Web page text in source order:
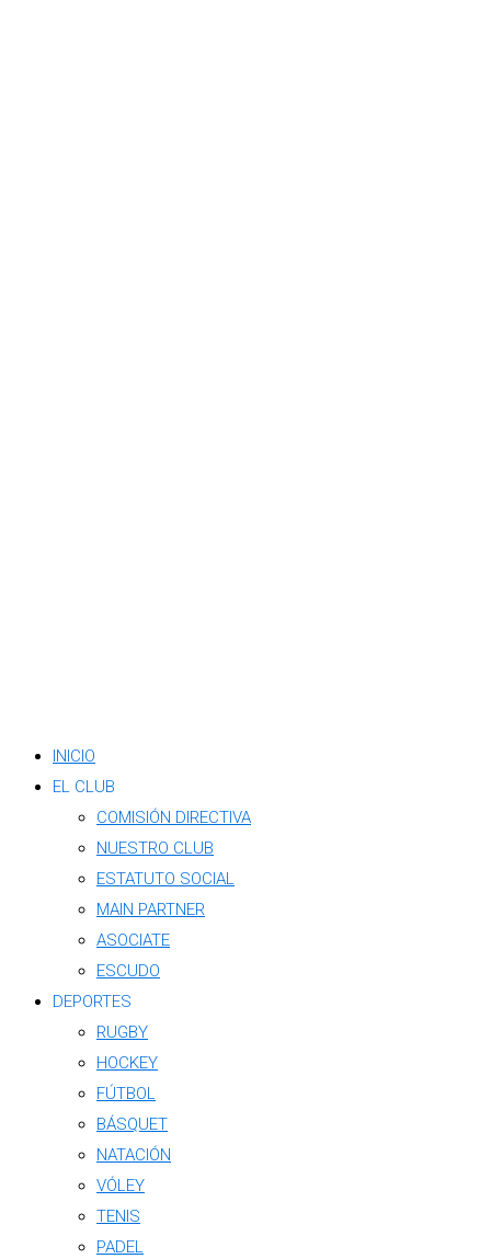
INICIO
EL CLUB
COMISIÓN DIRECTIVA
NUESTRO CLUB
ESTATUTO SOCIAL
MAIN PARTNER
ASOCIATE
ESCUDO
DEPORTES
RUGBY
HOCKEY
FÚTBOL
BÁSQUET
NATACIÓN
VÓLEY
TENIS
PADEL